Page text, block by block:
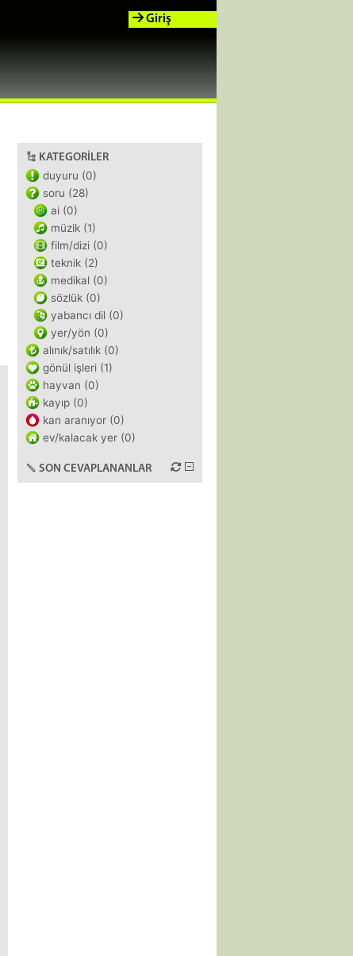
Giriş
KATEGORILER
duyuru (0)
soru (28)
ai (0)
müzik (1)
film/dizi (0)
teknik (2)
medikal (0)
sözlük (0)
yabancı dil (0)
yer/yön (0)
alınık/satılık (0)
gönül işleri (1)
hayvan (0)
kayıp (0)
kan aranıyor (0)
ev/kalacak yer (0)
SON CEVAPLANANLAR